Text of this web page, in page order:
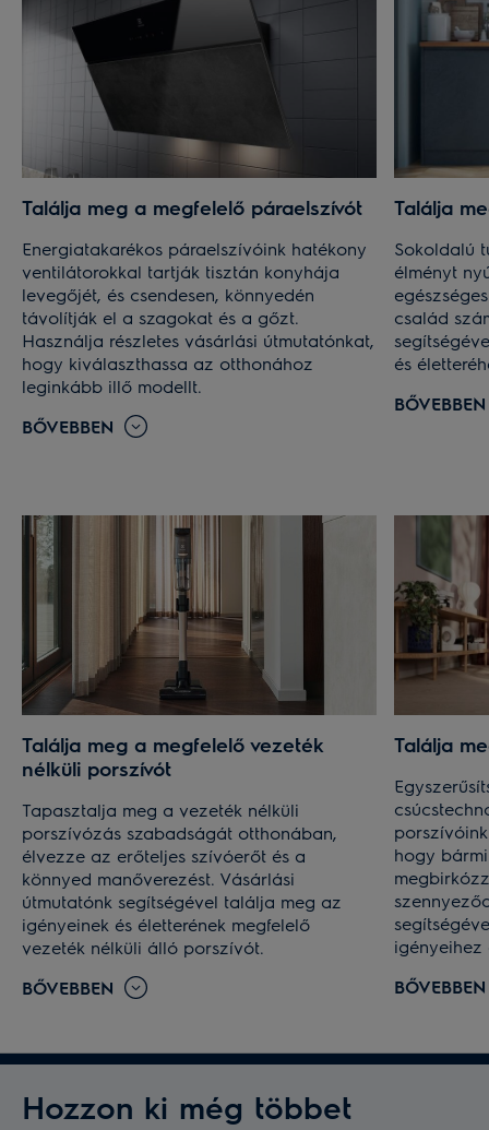
Találja meg a megfelelő páraelszívót
Energiatakarékos páraelszívóink hatékony
ventilátorokkal tartják tisztán konyhája
levegőjét, és csendesen, könnyedén
távolítják el a szagokat és a gőzt.
Használja részletes vásárlási útmutatónkat,
hogy kiválaszthassa az otthonához
leginkább illő modellt.
BŐVEBBEN
Találja
Sokoldalú
élményt
család
és
BŐVEBBEN
Találja meg a megfelelő vezeték
nélküli porszívót
Tapasztalja meg a vezeték nélküli
porszívózás szabadságát otthonában,
élvezze az erőteljes szívóerőt és a
könnyed manőverezést. Vásárlási
útmutatónk segítségével találja meg az
igényeinek és életterének megfelelő
vezeték nélküli álló porszívót.
BŐVEBBEN
Találja
hogy
BŐVEBBEN
Hozzon ki még többet